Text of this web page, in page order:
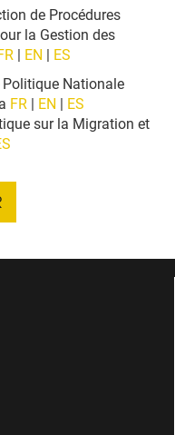
de Procédures
la Gestion des
| EN | ES
Politique Nationale
FR | EN | ES
sur la Migration et